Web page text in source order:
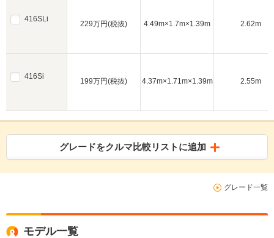
416SLi
416Si
229万円(税抜) 4.49m×1.7m×1.39m 2.62m
199万円(税抜) 4.37m×1.71m×1.39m 2.55m
グレードをクルマ比較リストに追加
グレード一覧
モデル一覧